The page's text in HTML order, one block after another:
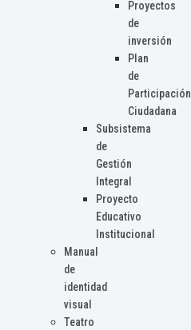
Proyectos
de
inversión
Plan
de
Participación
Ciudadana
Subsistema
de
Gestión
Integral
Proyecto
Educativo
Institucional
Manual
de
identidad
visual
Teatro